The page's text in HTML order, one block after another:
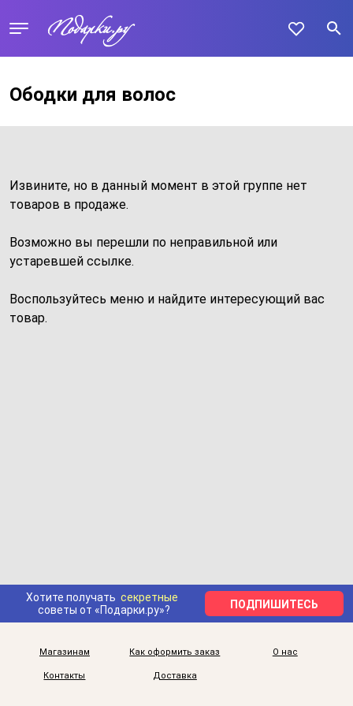
Ободки для волос
Извините, но в данный момент в этой группе нет
товаров в продаже.
Возможно вы перешли по неправильной или
устаревшей ссылке.
Воспользуйтесь меню и найдите интересующий вас
товар.
Хотите получать секретные
советы от «Подарки.ру»?
ПОДПИШИТЕСЬ
Магазинам Как оформить заказ О нас
Контакты Доставка